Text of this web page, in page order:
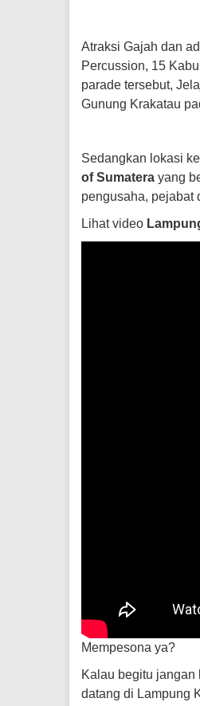
Atraksi Gajah dan
Percussion, 15
parade tersebut,
Gunung Krakatau
Sedangkan lokasi
of Sumatera yang
pengusaha, pejabat
Lihat video
Mempesona ya?
Kalau begitu
datang di Lampung